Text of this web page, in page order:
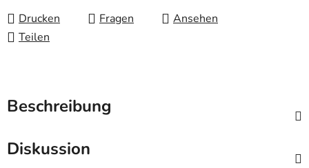
Drucken Fragen
Ansehen
Teilen
Beschreibung
Diskussion